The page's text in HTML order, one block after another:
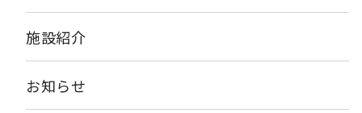
施設紹介
お知らせ